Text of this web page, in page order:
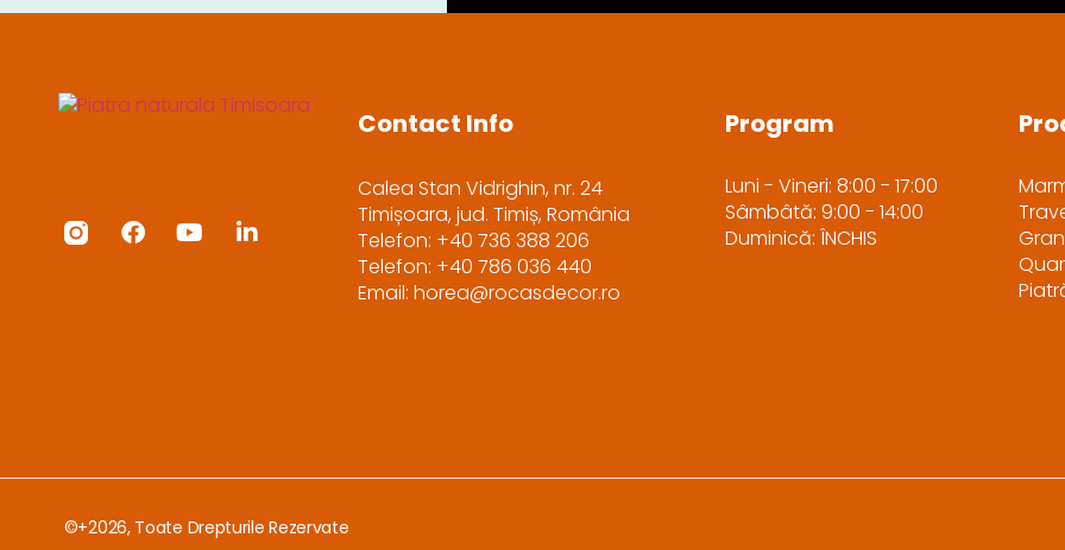
Contact Info
Calea Stan Vidrighin, nr. 24
Timișoara, jud. Timiș, România
Telefon: +40 736 388 206
Telefon: +40 786 036 440
Email: horea@rocasdecor.ro
Program
Luni - Vineri: 8:00 - 17:00
Sâmbâtă: 9:00 - 14:00
Duminică: ÎNCHIS
©+2026, Toate Drepturile Rezervate